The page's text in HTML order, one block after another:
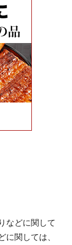
などに関して
に関しては、